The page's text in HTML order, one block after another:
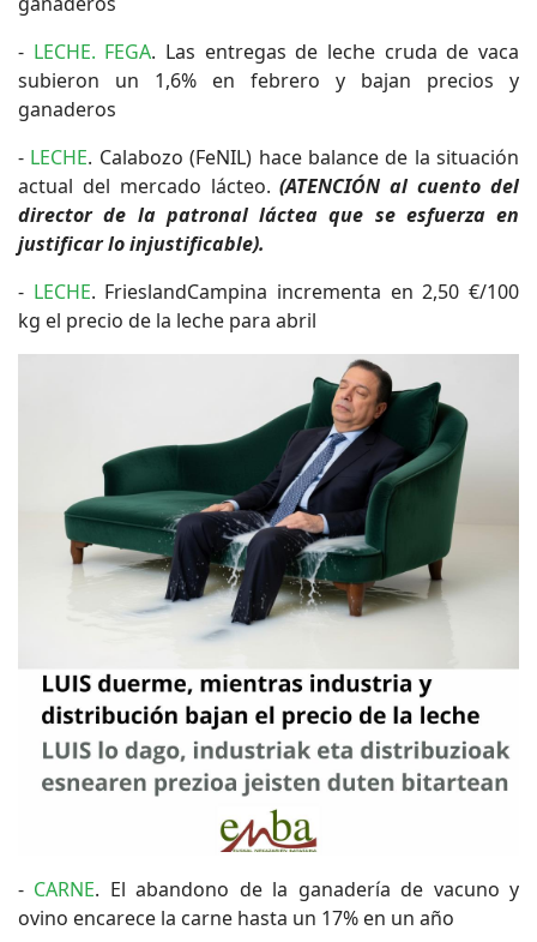
- LECHE. FEGA. Las entregas de leche cruda de vaca
subieron un 1,6% en febrero y bajan precios y
ganaderos
- LECHE. Calabozo (FeNIL) hace balance de la situación
actual del mercado lácteo.(ATENCIÓN al cuento del
director de la patronal láctea que se esfuerza en
justificar lo injustificable).
- LECHE. FrieslandCampina incrementa en 2,50 €/100
kg el precio de la leche para abril
- CARNE. El abandono de la ganadería de vacuno y
ovino encarece la carne hasta un 17% en un año